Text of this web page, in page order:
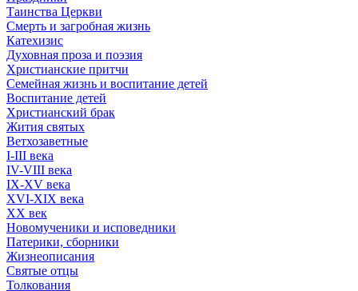
Таинства Церкви
Смерть и загробная жизнь
Катехизис
Духовная проза и поэзия
Христианские притчи
Семейная жизнь и воспитание детей
Воспитание детей
Христианский брак
Жития святых
Ветхозаветные
I-III века
IV-VIII века
IX-XV века
XVI-XIX века
XX век
Новомученики и исповедники
Патерики, сборники
Жизнеописания
Святые отцы
Толкования